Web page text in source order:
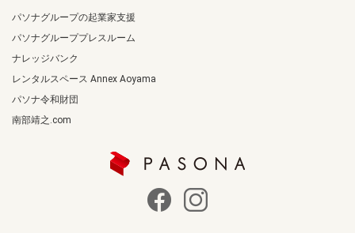
パソナグループの起業家支援
パソナグループプレスルーム
ナレッジバンク
レンタルスペース Annex Aoyama
パソナ令和財団
南部靖之.com